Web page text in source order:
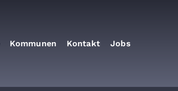
Kommunen Kontakt Jobs